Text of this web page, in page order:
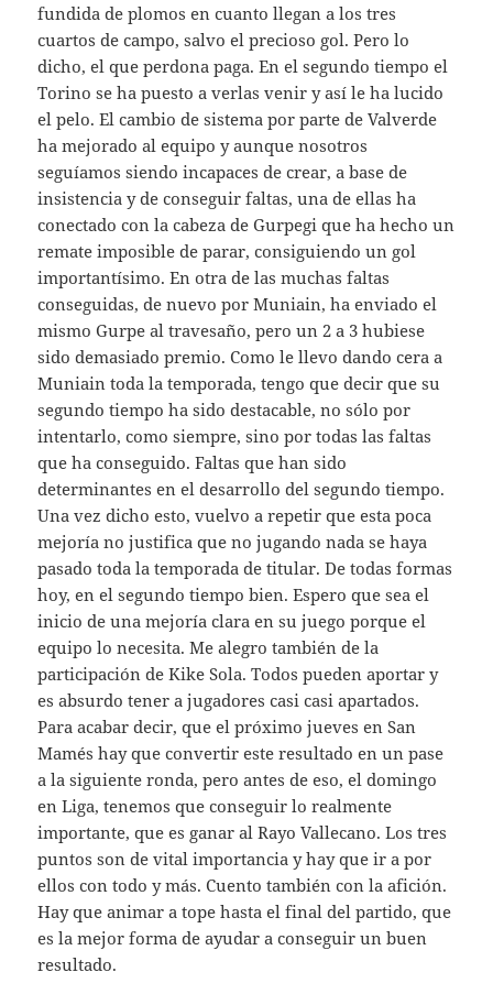
fundida de plomos en cuanto llegan a los tres
cuartos de campo, salvo el precioso gol. Pero lo
dicho, el que perdona paga. En el segundo tiempo el
Torino se ha puesto a verlas venir y así le ha lucido
el pelo. El cambio de sistema por parte de Valverde
ha mejorado al equipo y aunque nosotros
seguíamos siendo incapaces de crear, a base de
insistencia y de conseguir faltas, una de ellas ha
conectado con la cabeza de Gurpegi que ha hecho un
remate imposible de parar, consiguiendo un gol
importantísimo. En otra de las muchas faltas
conseguidas, de nuevo por Muniain, ha enviado el
mismo Gurpe al travesaño, pero un 2 a 3 hubiese
sido demasiado premio. Como le llevo dando cera a
Muniain toda la temporada, tengo que decir que su
segundo tiempo ha sido destacable, no sólo por
intentarlo, como siempre, sino por todas las faltas
que ha conseguido. Faltas que han sido
determinantes en el desarrollo del segundo tiempo.
Una vez dicho esto, vuelvo a repetir que esta poca
mejoría no justifica que no jugando nada se haya
pasado toda la temporada de titular. De todas formas
hoy, en el segundo tiempo bien. Espero que sea el
inicio de una mejoría clara en su juego porque el
equipo lo necesita. Me alegro también de la
participación de Kike Sola. Todos pueden aportar y
es absurdo tener a jugadores casi casi apartados.
Para acabar decir, que el próximo jueves en San
Mamés hay que convertir este resultado en un pase
a la siguiente ronda, pero antes de eso, el domingo
en Liga, tenemos que conseguir lo realmente
importante, que es ganar al Rayo Vallecano. Los tres
puntos son de vital importancia y hay que ir a por
ellos con todo y más. Cuento también con la afición.
Hay que animar a tope hasta el final del partido, que
es la mejor forma de ayudar a conseguir un buen
resultado.